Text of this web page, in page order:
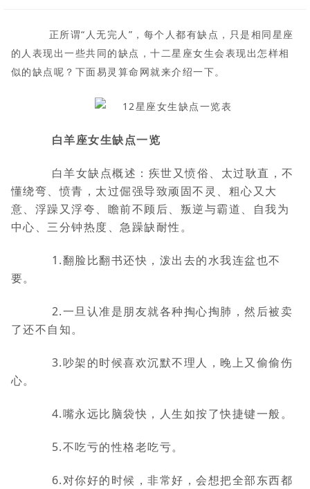
正所谓“人无完人”，每个人都有缺点，只是相同星座
的人表现出一些共同的缺点，十二星座女生会表现出怎样相
似的缺点呢？下面易灵算命网就来介绍一下。
白羊座女生缺点一览
白羊女缺点概述：疾世又愤俗、太过耿直，不
懂绕弯、愤青，太过倔强导致顽固不灵、粗心又大
意、浮躁又浮夸、瞻前不顾后、叛逆与霸道、自我为
中心、三分钟热度、急躁缺耐性。
1.翻脸比翻书还快，泼出去的水我连盆也不
要。
2.一旦认准是朋友就各种掏心掏肺，然后被卖
了还不自知。
3.吵架的时候喜欢沉默不理人，晚上又偷偷伤
心。
4.嘴永远比脑袋快，人生如按了快捷键一般。
5.不吃亏的性格老吃亏。
6.对你好的时候，非常好，会想把全部东西都